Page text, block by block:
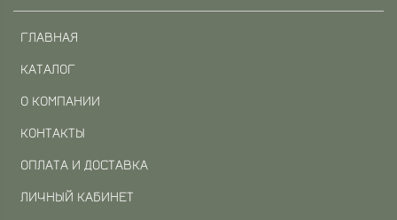
ГЛАВНАЯ
КАТАЛОГ
О КОМПАНИИ
КОНТАКТЫ
ОПЛАТА И ДОСТАВКА
ЛИЧНЫЙ КАБИНЕТ